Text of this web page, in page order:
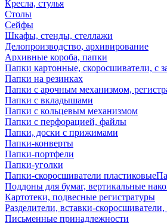
Кресла, стулья
Столы
Сейфы
Шкафы, стенды, стеллажи
Делопроизводство, архивирование
Архивные короба, папки
Папки картонные, скоросшиватели, с
Папки на резинках
Папки с арочным механизмом,
Папки с вкладышами
Папки с кольцевым механизмом
Папки с перфорацией, файлы
Папки, доски с прижимами
Папки-конверты
Папки-портфели
Папки-уголки
Папки-скоросшиватели
Поддоны для бумаг, вертикальные
Картотеки, подвесные регистратуры
Разделители, вставки-
Письменные принадлежности